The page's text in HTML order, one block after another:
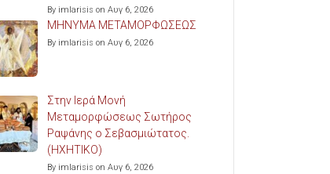
By imlarisis on Αυγ 6, 2026
ΜΗΝΥΜΑ ΜΕΤΑΜΟΡΦΩΣΕΩΣ
By imlarisis on Αυγ 6, 2026
Στην Ιερά Μονή
Μεταμορφώσεως Σωτήρος
Ραψάνης ο Σεβασμιώτατος.
(ΗΧΗΤΙΚΟ)
By imlarisis on Αυγ 6, 2026